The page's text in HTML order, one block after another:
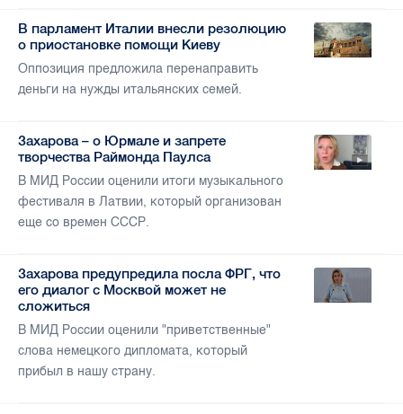
В парламент Италии внесли резолюцию
о приостановке помощи Киеву
Оппозиция предложила перенаправить
деньги на нужды итальянских семей.
Захарова – о Юрмале и запрете
творчества Раймонда Паулса
В МИД России оценили итоги музыкального
фестиваля в Латвии, который организован
еще со времен СССР.
Захарова предупредила посла ФРГ, что
его диалог с Москвой может не
сложиться
В МИД России оценили "приветственные"
слова немецкого дипломата, который
прибыл в нашу страну.